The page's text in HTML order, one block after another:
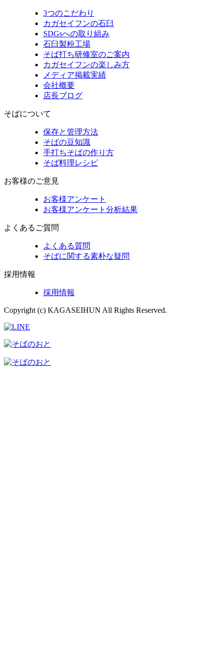
3つのこだわり
カガセイフンの石臼
SDGsへの取り組み
石臼製粉工場
そば打ち研修室のご案内
カガセイフンの楽しみ方
メディア掲載実績
会社概要
店長ブログ
そばについて
保存と管理方法
そばの豆知識
手打ちそばの作り方
そば料理レシピ
お客様のご意見
お客様アンケート
お客様アンケート分析結果
よくあるご質問
よくある質問
そばに関する素朴な疑問
採用情報
採用情報
Copyright (c) KAGASEIHUN All Rights Reserved.